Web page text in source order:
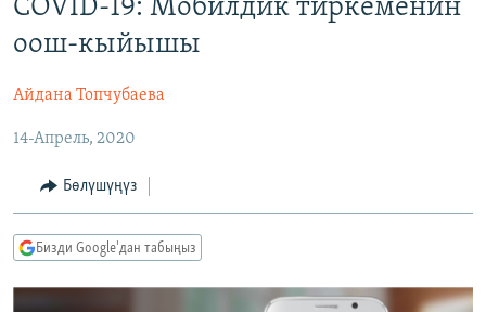
салыңыз
ЭКОНОМИКА
МАДАНИЯТ
БОРБОР АЗИЯ
АТАЙЫН ИЛИКТӨӨ
ТВ ПРОГРАММАЛАР
БҮГҮН АЗАТТЫКТА
БИЗ ЖАНА ДҮЙНӨ
ПОДКАСТ
ӨЗГӨЧӨ ПИКИР
COVID-19: Мобилдик тиркеменин
оош-кыйышы
Айдана Топчубаева
14-Апрель, 2020
Бөлүшүңүз
Бизди Google'дан табыңыз